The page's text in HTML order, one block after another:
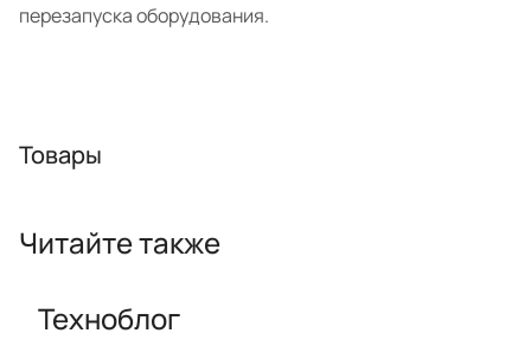
перезапуска оборудования.
Товары
Читайте также
Техноблог